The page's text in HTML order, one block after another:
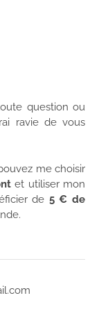
question ou
ravie de vous
me choisir
et utiliser mon
de 5 € de